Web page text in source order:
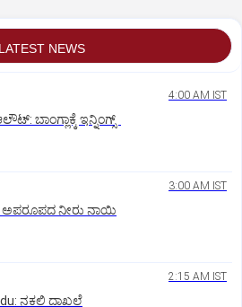
LATEST NEWS
4:00 AM IST
ಬಾಂಗ್ಲಾಕ್ಕೆ ಇನ್ನಿಂಗ್ಸ್‌
3:00 AM IST
ನೀರು ನಾಯಿ
2:15 AM IST
ನಕಲಿ ದಾಖಲೆ